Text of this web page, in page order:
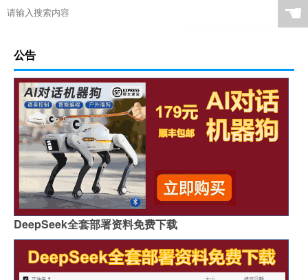
☚
公告
DeepSeek全套部署资料免费下载